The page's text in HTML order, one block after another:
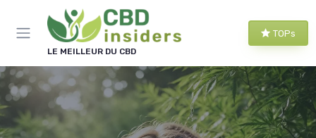
LE MEILLEUR DU CBD
TOPs
Panneau de gestion des cookies